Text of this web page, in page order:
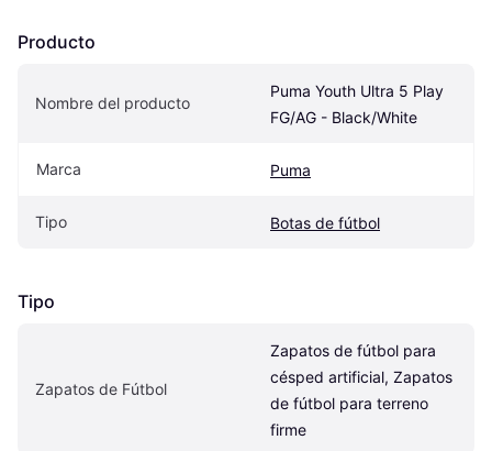
Producto
Nombre del producto
Puma Youth Ultra 5 Play
FG/AG - Black/White
Marca Puma
Tipo Botas de fútbol
Tipo
Zapatos de Fútbol
Zapatos de fútbol para
césped artificial, Zapatos
de fútbol para terreno
firme